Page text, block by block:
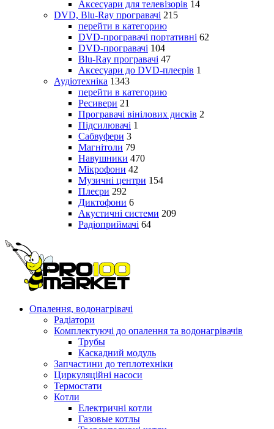
Аксесуари для телевізорів 14
DVD, Blu-Ray програвачі 215
перейти в категорию
DVD-програвачі портативні 62
DVD-програвачі 104
Blu-Ray програвачі 47
Аксесуари до DVD-плеєрів 1
Аудіотехніка 1343
перейти в категорию
Ресивери 21
Програвачі вінілових дисків 2
Підсилювачі 1
Сабвуфери 3
Магнітоли 79
Навушники 470
Мікрофони 42
Музичні центри 154
Плеєри 292
Диктофони 6
Акустичні системи 209
Радіоприймачі 64
Опалення, водонагрівачі
Радіатори
Комплектуючі до опалення та водонагрівачів
Трубы
Каскадний модуль
Запчастини до теплотехніки
Циркуляційні насоси
Термостати
Котли
Електричні котли
Газовые котлы